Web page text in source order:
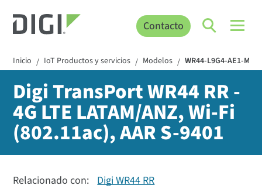
Contacto
Inicio / IoT Productos y servicios / Modelos / WR44-L9G4-AE1-MC
Digi TransPort WR44 RR -
4G LTE LATAM/ANZ, Wi-Fi
(802.11ac), AAR S-9401
Relacionado con: Digi WR44 RR